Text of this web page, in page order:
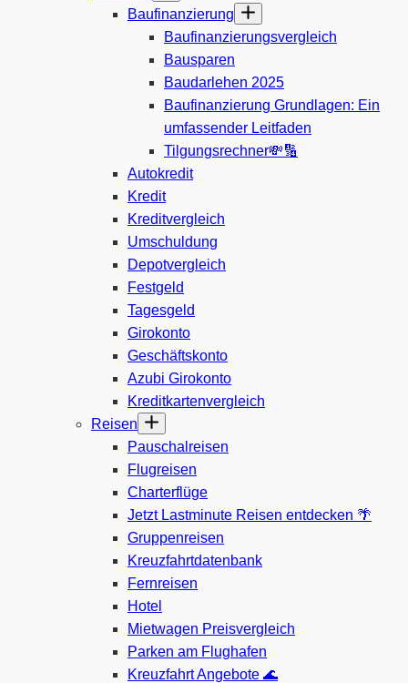
Baufinanzierung
Baufinanzierungsvergleich
Bausparen
Baudarlehen 2025
Baufinanzierung Grundlagen: Ein
umfassender Leitfaden
Tilgungsrechner💸🔢
Autokredit
Kredit
Kreditvergleich
Umschuldung
Depotvergleich
Festgeld
Tagesgeld
Girokonto
Geschäftskonto
Azubi Girokonto
Kreditkartenvergleich
Reisen
Pauschalreisen
Flugreisen
Charterflüge
Jetzt Lastminute Reisen entdecken 🌴
Gruppenreisen
Kreuzfahrtdatenbank
Fernreisen
Hotel
Mietwagen Preisvergleich
Parken am Flughafen
Kreuzfahrt Angebote 🌊